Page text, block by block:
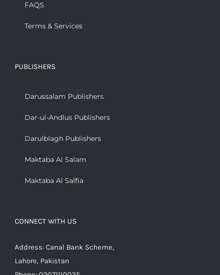
FAQS
Terms & Services
PUBLISHERS
Darussalam Publishers
Dar-ul-Andlus Publishers
Darulblagh Publishers
Maktaba Al Salam
Maktaba Al Salfia
CONNECT WITH US
Address: Canal Bank Scheme,
Lahore, Pakistan